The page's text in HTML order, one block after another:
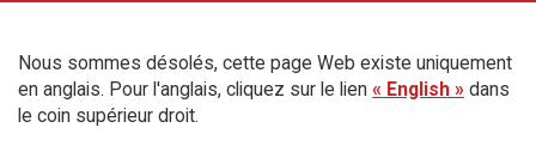
Nous sommes désolés, cette page Web existe uniquement
en anglais. Pour l'anglais, cliquez sur le lien « English » dans
le coin supérieur droit.